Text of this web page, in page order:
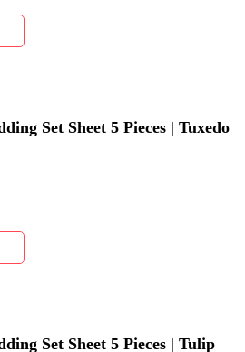
Set Sheet 5 Pieces | Tuxedo
Set Sheet 5 Pieces | Tulip